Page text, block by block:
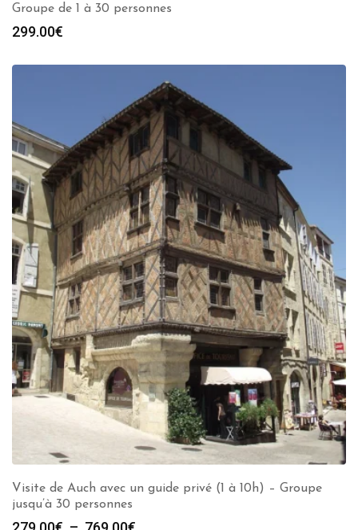
Groupe de 1 à 30 personnes
299.00€
Visite de Auch avec un guide privé (1 à 10h) – Groupe
jusqu’à 30 personnes